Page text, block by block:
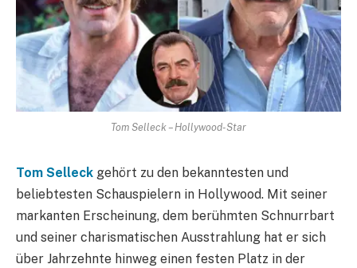
Tom Selleck – Hollywood-Star
Tom Selleck gehört zu den bekanntesten und
beliebtesten Schauspielern in Hollywood. Mit seiner
markanten Erscheinung, dem berühmten Schnurrbart
und seiner charismatischen Ausstrahlung hat er sich
über Jahrzehnte hinweg einen festen Platz in der